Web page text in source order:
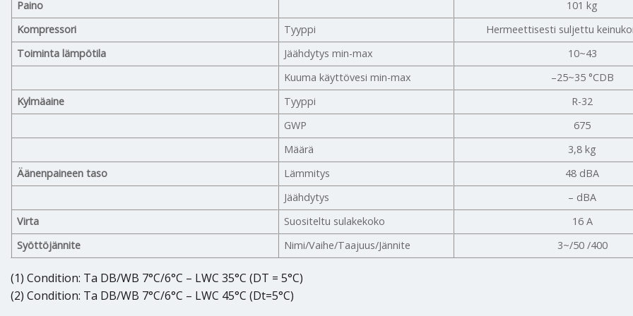
Paino
101 kg
Kompressori
Tyyppi
Hermeettisesti suljettu
Toiminta lämpötila
Jäähdytys min-max
10~43
Kuuma käyttövesi min-max
–25~35 °CDB
Kylmäaine
Tyyppi
R-32
GWP
675
Määrä
3,8 kg
Äänenpaineen taso
Lämmitys
48 dBA
Jäähdytys
– dBA
Virta
Suositeltu sulakekoko
16 A
Syöttöjännite
Nimi/Vaihe/Taajuus/Jännite 3~/50 /400
(1) Condition: Ta DB/WB 7°C/6°C – LWC 35°C (DT = 5°C)
(2) Condition: Ta DB/WB 7°C/6°C – LWC 45°C (Dt=5°C)